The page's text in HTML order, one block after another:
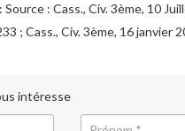
Source : Cass., Civ. 3ème, 10
; Cass., Civ. 3ème, 16 janvier
intéresse